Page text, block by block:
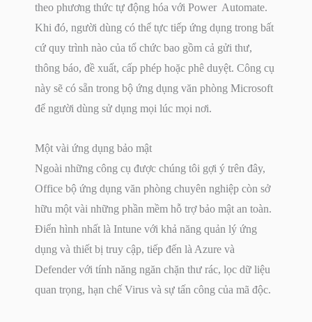
theo phương thức tự động hóa với Power Automate.
Khi đó, người dùng có thể tực tiếp ứng dụng trong bất
cứ quy trình nào của tổ chức bao gồm cả gửi thư,
thông báo, đề xuất, cấp phép hoặc phê duyệt. Công cụ
này sẽ có sẵn trong bộ ứng dụng văn phòng Microsoft
để người dùng sử dụng mọi lúc mọi nơi.
Một vài ứng dụng bảo mật
Ngoài những công cụ được chúng tôi gợi ý trên đây,
Office bộ ứng dụng văn phòng chuyên nghiệp còn sở
hữu một vài những phần mềm hỗ trợ bảo mật an toàn.
Điển hình nhất là Intune với khả năng quản lý ứng
dụng và thiết bị truy cập, tiếp đến là Azure và
Defender với tính năng ngăn chặn thư rác, lọc dữ liệu
quan trọng, hạn chế Virus và sự tấn công của mã độc.